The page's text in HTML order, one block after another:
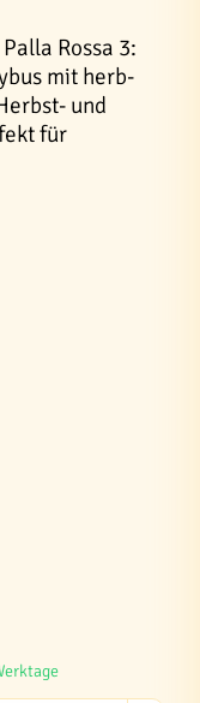
Rossa 3:
mit herb-
und
für